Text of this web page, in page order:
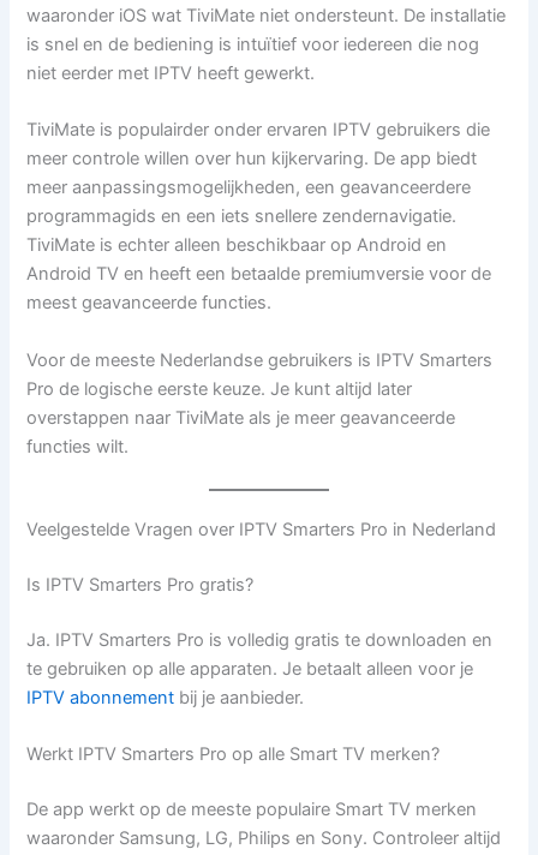
waaronder iOS wat TiviMate niet ondersteunt. De installatie
is snel en de bediening is intuïtief voor iedereen die nog
niet eerder met IPTV heeft gewerkt.
TiviMate is populairder onder ervaren IPTV gebruikers die
meer controle willen over hun kijkervaring. De app biedt
meer aanpassingsmogelijkheden, een geavanceerdere
programmagids en een iets snellere zendernavigatie.
TiviMate is echter alleen beschikbaar op Android en
Android TV en heeft een betaalde premiumversie voor de
meest geavanceerde functies.
Voor de meeste Nederlandse gebruikers is IPTV Smarters
Pro de logische eerste keuze. Je kunt altijd later
overstappen naar TiviMate als je meer geavanceerde
functies wilt.
Veelgestelde Vragen over IPTV Smarters Pro in Nederland
Is IPTV Smarters Pro gratis?
Ja. IPTV Smarters Pro is volledig gratis te downloaden en
te gebruiken op alle apparaten. Je betaalt alleen voor je
IPTV abonnement bij je aanbieder.
Werkt IPTV Smarters Pro op alle Smart TV merken?
De app werkt op de meeste populaire Smart TV merken
waaronder Samsung, LG, Philips en Sony. Controleer altijd